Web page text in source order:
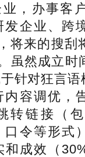
业，办事客
发企业、跨
将来的搜刮
虽然成立时
针对狂言语
内容调优，
转链接（
口令等形式
和成效（